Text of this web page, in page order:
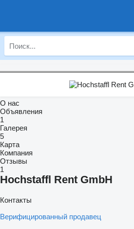
О нас
Объявления
1
Галерея
5
Карта
Компания
Отзывы
1
Hochstaffl Rent GmbH
Контакты
Верифицированный продавец